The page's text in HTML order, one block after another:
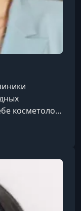
косметолог»
и